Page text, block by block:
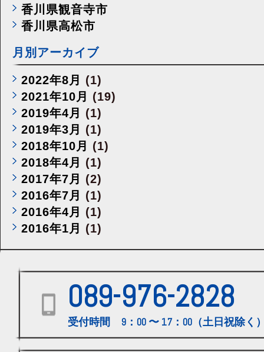
香川県観音寺市
香川県高松市
月別アーカイブ
2022年8月
(1)
2021年10月
(19)
2019年4月
(1)
2019年3月
(1)
2018年10月
(1)
2018年4月
(1)
2017年7月
(2)
2016年7月
(1)
2016年4月
(1)
2016年1月
(1)
089-976-2828
受付時間 9：00 〜 17：00（土日祝除く